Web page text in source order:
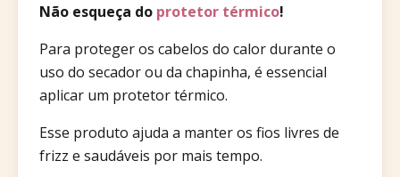
Não esqueça do protetor térmico!
Para proteger os cabelos do calor durante o
uso do secador ou da chapinha, é essencial
aplicar um protetor térmico.
Esse produto ajuda a manter os fios livres de
frizz e saudáveis por mais tempo.